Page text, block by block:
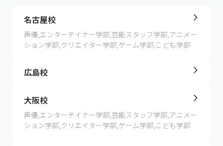
●カレッジコート福岡（福岡）
●学生情報センター（東京、池袋、大阪、福岡、名古
屋、仙台）
フリーコール：0120-310-042
上記の通り、いくつか提携している仲介業者がありま
す。弊社もその一つです。代々木アニメーション学院学
初めての一人暮らしでもご安心ください。セキュリティ
対策を行った物件を多数用意しております。
代々木アニメーション学院（東京校 水道橋校舎１号
第一エリアが誠意をもって担当します。代々木アニメー
定の方、また検討中や住まいに関して初めてでお困りの
学生様・親御様は是非お気軽にご連絡/ご相談くださ
い。
名古屋校
声優,エンターテイナー学部,芸能スタッフ学部,アニメー
ション学部,クリエイター学部,ゲーム学部,こども学部
広島校
大阪校
声優,エンターテイナー学部,芸能スタッフ学部,アニメー
ション学部,クリエイター学部,ゲーム学部,こども学部